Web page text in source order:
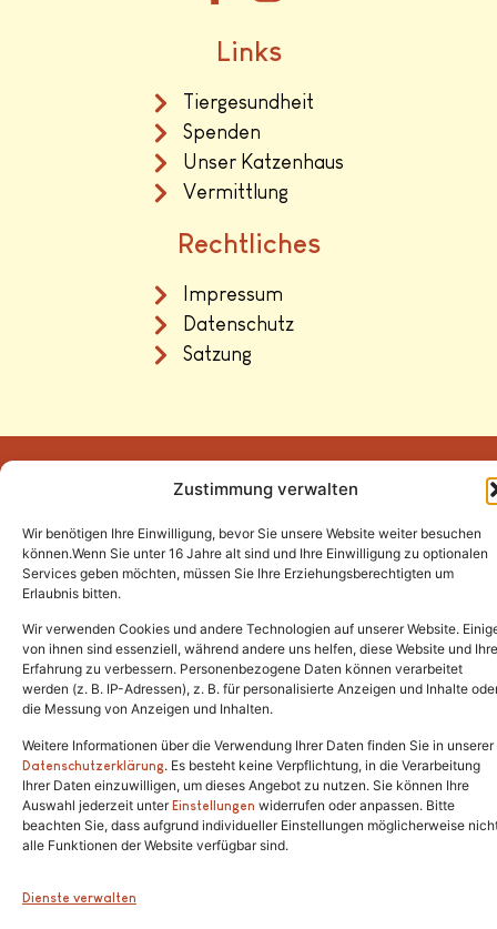
Zustimmung verwalten
Wir benötigen Ihre Einwilligung, bevor Sie unsere Website weiter besuchen
können.Wenn Sie unter 16 Jahre alt sind und Ihre Einwilligung zu optionalen
Services geben möchten, müssen Sie Ihre Erziehungsberechtigten um
Erlaubnis bitten.
Wir verwenden Cookies und andere Technologien auf unserer Website.
von ihnen sind essenziell, während andere uns helfen, diese Website und Ihre
Erfahrung zu verbessern. Personenbezogene Daten können verarbeitet
werden (z. B. IP-Adressen), z. B. für personalisierte Anzeigen und Inhalte
die Messung von Anzeigen und Inhalten.
Weitere Informationen über die Verwendung Ihrer Daten finden Sie in unserer
Datenschutzerklärung. Es besteht keine Verpflichtung, in die Verarbeitung
Ihrer Daten einzuwilligen, um dieses Angebot zu nutzen. Sie können Ihre
Auswahl jederzeit unterEinstellungen widerrufen oder anpassen. Bitte
beachten Sie, dass aufgrund individueller Einstellungen möglicherweise
alle Funktionen der Website verfügbar sind.
Dienste verwalten
Links
Tiergesundheit
Spenden
Unser Katzenhaus
Vermittlung
Rechtliches
Impressum
Datenschutz
Satzung
Copyright © 2024. Alle Rechte vorbehalten.
Tel.:(02646) 915928
info@katzenschutzfreunde.de
Im Brandenfeld 22
53426 Schalkenbach